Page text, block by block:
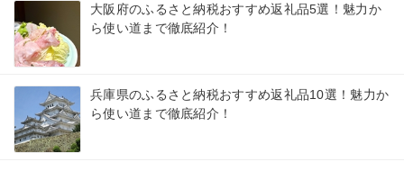
大阪府のふるさと納税おすすめ返礼品5選！魅力か
ら使い道まで徹底紹介！
兵庫県のふるさと納税おすすめ返礼品10選！魅力か
ら使い道まで徹底紹介！